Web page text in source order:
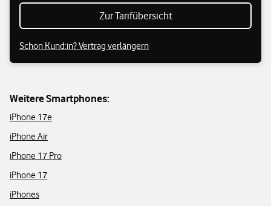
Zur Tarifübersicht
Schon Kund:in? Vertrag verlängern
Weitere Smartphones:
iPhone 17e
iPhone Air
iPhone 17 Pro
iPhone 17
iPhones